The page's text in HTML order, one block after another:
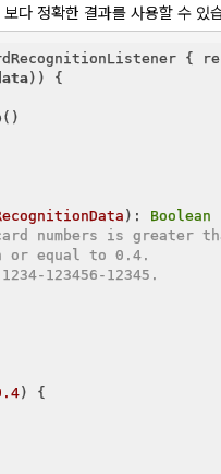
다 정확한 결과를 사용할 수 있
{
)) {
) : Boolean
numbers is greater
or equal to 0.4.
123456-12345.
) {